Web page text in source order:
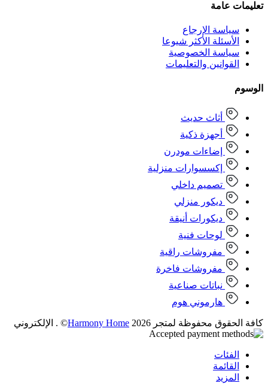
تعليمات عامة
سياسة الإرجاع
الأسئلة الأكثر شيوعا
سياسة الخصوصية
القوانين والتعليمات
الوسوم
أثاث حديث
أجهزة ذكية
إضاءات مودرن
إكسسوارات منزلية
تصميم داخلي
ديكور منزلي
ديكورات أنيقة
لوحات فنية
مفروشات راقية
مفروشات فاخرة
نباتات صناعية
هارموني هوم
كافة الحقوق محفوظة لمتجر 2026 Harmony Home© . الإلكتروني
الفئات
القائمة
المزيد